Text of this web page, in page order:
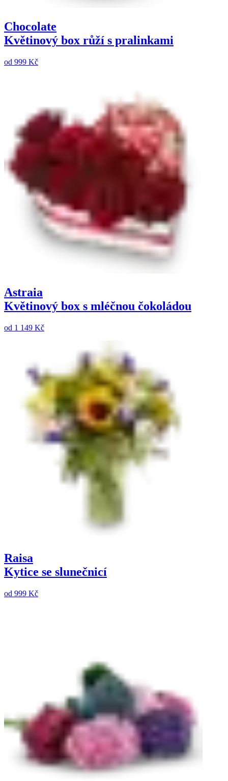
Chocolate
Květinový box růží s pralinkami
od 999 Kč
Astraia
Květinový box s mléčnou čokoládou
od 1 149 Kč
Raisa
Kytice se slunečnicí
od 999 Kč